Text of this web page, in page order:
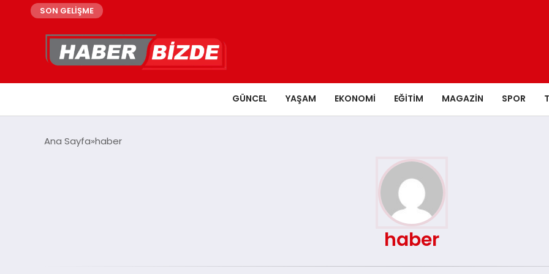
SON GELİŞME
GÜNCEL YAŞAM EKONOMI EĞITIM MAGAZIN SPOR
Ana Sayfa haber
haber